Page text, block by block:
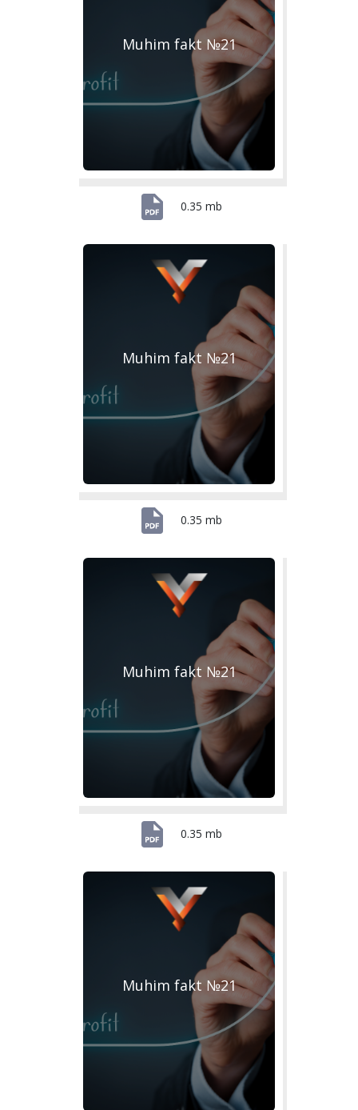
Muhim fakt №21
0.35 mb
Muhim fakt №21
0.35 mb
Muhim fakt №21
0.35 mb
Muhim fakt №21